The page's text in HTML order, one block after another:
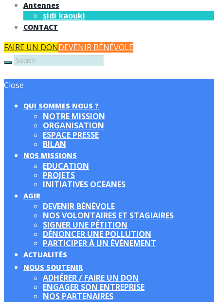
Antennes
sidi kaouki
CONTACT
FAIRE UN DONDEVENIR BÉNÉVOLE
Close
QUI SOMMES NOUS ?
NOTRE MISSION
ORGANISATION
ESPACE PRESSE
BILAN
NOS MISSIONS
EDUCATION
PROJETS
INITIATIVES OCEANES
AGIR
DEVENIR BÉNÉVOLE
NOS VOLONTAIRES ET STAGIAIRES
SIGNER UNE PÉTITION
DÉNONCER UNE POLLUTION
PARTICIPER À UN ÉVÉNEMENT
ACTUALITÉS
NOUS SOUTENIR
ADHÉRER / FAIRE UN DON
ENGAGER SON ENTREPRISE
NOS PARTENAIRES